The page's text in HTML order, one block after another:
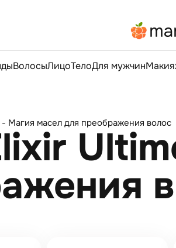
ВолосыЛицоТелоДля мужчин
- Магия масел для преображения волос